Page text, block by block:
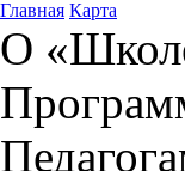
Главная Карта
О